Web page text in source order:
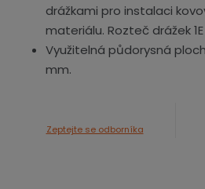
drážkami pro instalaci
materiálu. Rozteč drážek
Využitelná půdorysná
mm.
Zeptejte se odborníka